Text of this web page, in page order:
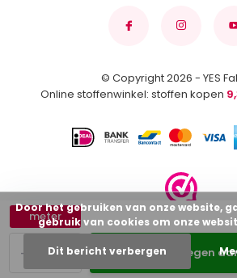
+
-
meter
Toevoegen
© Copyright 2026 - YES
Online stoffenwinkel: stoffen kopen
Door het gebruiken van onze website,
gebruik van cookies om onze
Dit bericht verbergen